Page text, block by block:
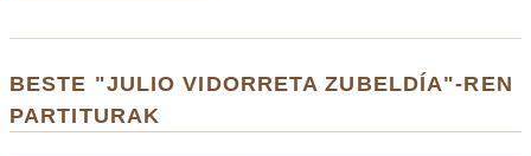
BESTE "JULIO VIDORRETA ZUBELDÍA"-REN
PARTITURAK